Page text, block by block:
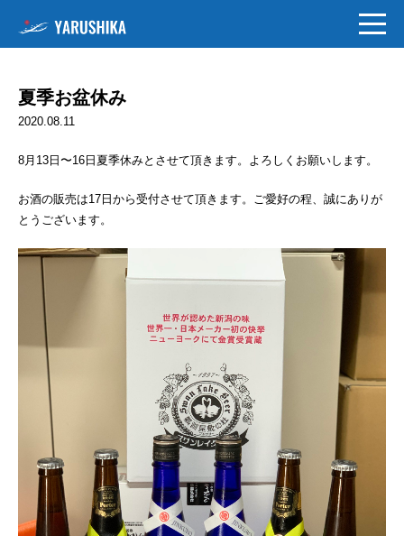
夏季お盆休み
2020.08.11
8月13日〜16日夏季休みとさせて頂きます。よろしくお願いします。
お酒の販売は17日から受付させて頂きます。ご愛好の程、誠にありが
とうございます。